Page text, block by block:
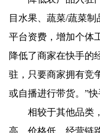
目水果、蔬菜/蔬菜
平台资费，增加个体
降低了商家在快手的
驻，只要商家拥有竞
或自播进行带货。”
相较于其他品类
高、价格低、经营链